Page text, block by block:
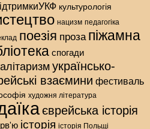
культурологія
нацизм педагогіка
поезія проза піжамна
спогади
українсько-
взаємини фестиваль
художня література
єврейська історія
історія історія Польщі